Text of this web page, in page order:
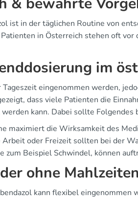
ist in der täglichen Routine von
in Österreich stehen oft vor
im
eingenommen werden,
dass viele Patienten die
kann. Dabei sollte Folgendes
maximiert die Wirksamkeit des
oder Freizeit sollten bei der
zum Beispiel Schwindel, können
ohne Mahlzeiten
kann flexibel eingenommen